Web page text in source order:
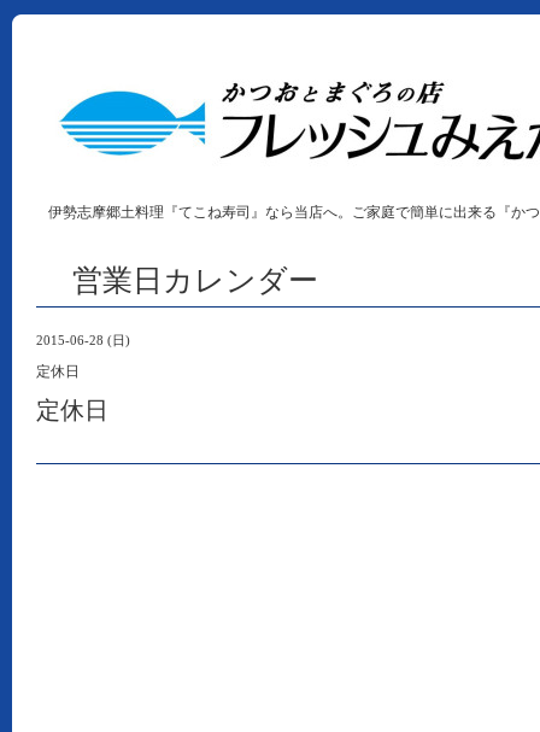
伊勢志摩郷土料理『てこね寿司』なら当店へ。ご家庭で簡単に出来る『か
営業日カレンダー
2015-06-28 (日)
定休日
定休日